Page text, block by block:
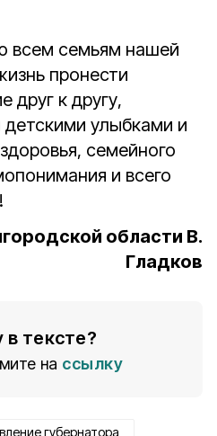
всем семьям нашей
пронести
друг к другу,
улыбками и
семейного
и всего
области В.
Гладков
тексте?
на ссылку
губернатора